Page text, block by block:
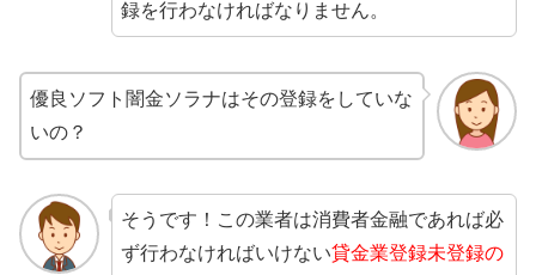
録を行わなければなりません。
優良ソフト闇金ソラナはその登録をしていな
いの？
そうです！この業者は消費者金融であれば必
ず行わなければいけない貸金業登録未登録の